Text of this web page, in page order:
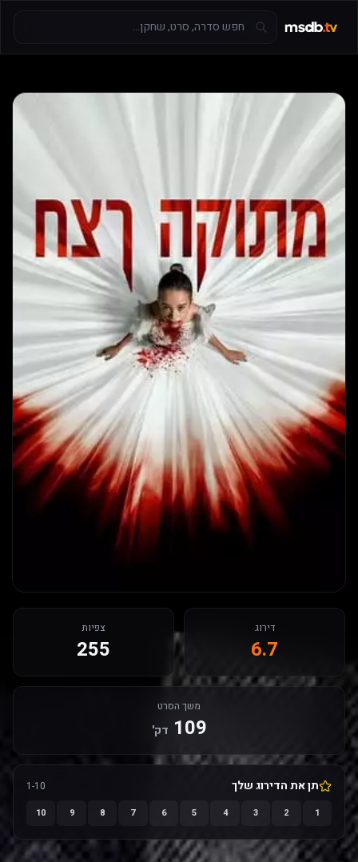
דירוג
6.7
צפיות
255
משך הסרט
109 דק'
תן את הדירוג שלך 1-10
1
2
3
4
5
6
7
8
9
10